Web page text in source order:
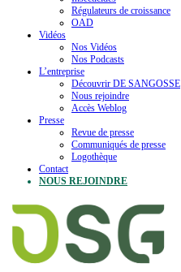
Régulateurs de croissance
OAD
Vidéos
Nos Vidéos
Nos Podcasts
L’entreprise
Découvrir DE SANGOSSE
Nous rejoindre
Accès Weblog
Presse
Revue de presse
Communiqués de presse
Logothèque
Contact
NOUS REJOINDRE